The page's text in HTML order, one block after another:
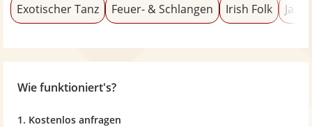
Exotischer Tanz Feuer- & Schlangen Irish Folk Jazz
Wie funktioniert's?
1. Kostenlos anfragen